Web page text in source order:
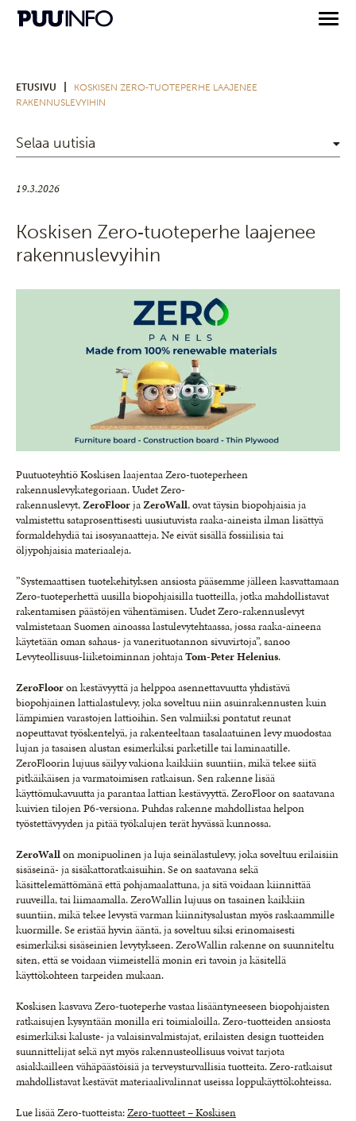
ETUSIVU
KOSKISEN ZERO‑TUOTEPERHE LAAJENEE
RAKENNUSLEVYIHIN
Selaa uutisia
19.3.2026
Koskisen Zero‑tuoteperhe laajenee
rakennuslevyihin
Puutuoteyhtiö Koskisen laajentaa Zero-tuoteperheen
rakennuslevykategoriaan. Uudet Zero-
rakennuslevyt,ZeroFloorjaZeroWall, ovat täysin biopohjaisia ja
valmistettu sataprosenttisesti uusiutuvista raaka-aineista ilman lisättyä
formaldehydiä tai isosyanaatteja. Ne eivät sisällä fossiilisia tai
öljypohjaisia materiaaleja.
”Systemaattisen tuotekehityksen ansiosta pääsemme jälleen kasvattamaan
Zero-tuoteperhettä uusilla biopohjaisilla tuotteilla, jotka mahdollistavat
rakentamisen päästöjen vähentämisen. Uudet Zero-rakennuslevyt
valmistetaan Suomen ainoassa lastulevytehtaassa, jossa raaka-aineena
käytetään oman sahaus- ja vanerituotannon sivuvirtoja”, sanoo
Levyteollisuus-liiketoiminnan johtajaTom-Peter Helenius.
ZeroFlooron kestävyyttä ja helppoa asennettavuutta yhdistävä
biopohjainen lattialastulevy, joka soveltuu niin asuinrakennusten kuin
lämpimien varastojen lattioihin. Sen valmiiksi pontatut reunat
nopeuttavat työskentelyä, ja rakenteeltaan tasalaatuinen levy muodostaa
lujan ja tasaisen alustan esimerkiksi parketille tai laminaatille.
ZeroFloorin lujuus säilyy vakiona kaikkiin suuntiin, mikä tekee siitä
pitkäikäisen ja varmatoimisen ratkaisun. Sen rakenne lisää
käyttömukavuutta ja parantaa lattian kestävyyttä. ZeroFloor on saatavana
kuivien tilojen P6-versiona. Puhdas rakenne mahdollistaa helpon
työstettävyyden ja pitää työkalujen terät hyvässä kunnossa.
ZeroWallon monipuolinen ja luja seinälastulevy, joka soveltuu erilaisiin
sisäseinä- ja sisäkattoratkaisuihin. Se on saatavana sekä
käsittelemättömänä että pohjamaalattuna, ja sitä voidaan kiinnittää
ruuveilla, tai liimaamalla. ZeroWallin lujuus on tasainen kaikkiin
suuntiin, mikä tekee levystä varman kiinnitysalustan myös raskaammille
kuormille. Se eristää hyvin ääntä, ja soveltuu siksi erinomaisesti
esimerkiksi sisäseinien levytykseen. ZeroWallin rakenne on suunniteltu
siten, että se voidaan viimeistellä monin eri tavoin ja käsitellä
käyttökohteen tarpeiden mukaan.
Koskisen kasvava Zero-tuoteperhe vastaa lisääntyneeseen biopohjaisten
ratkaisujen kysyntään monilla eri toimialoilla. Zero-tuotteiden ansiosta
esimerkiksi kaluste- ja valaisinvalmistajat, erilaisten design tuotteiden
suunnittelijat sekä nyt myös rakennusteollisuus voivat tarjota
asiakkailleen vähäpäästöisiä ja terveysturvallisia tuotteita. Zero-ratkaisut
mahdollistavat kestävät materiaalivalinnat useissa loppukäyttökohteissa.
Lue lisää Zero-tuotteista:Zero-tuotteet – Koskisen